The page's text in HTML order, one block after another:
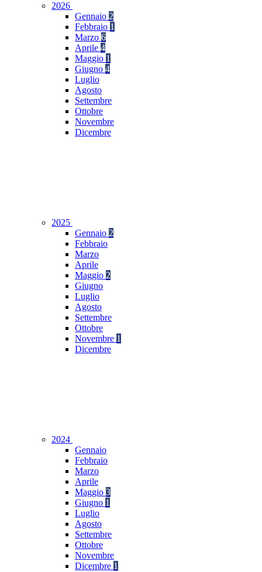
2026
Gennaio 2
Febbraio 1
Marzo 6
Aprile 4
Maggio 1
Giugno 4
Luglio
Agosto
Settembre
Ottobre
Novembre
Dicembre
2025
Gennaio 2
Febbraio
Marzo
Aprile
Maggio 2
Giugno
Luglio
Agosto
Settembre
Ottobre
Novembre 1
Dicembre
2024
Gennaio
Febbraio
Marzo
Aprile
Maggio 3
Giugno 1
Luglio
Agosto
Settembre
Ottobre
Novembre
Dicembre 1